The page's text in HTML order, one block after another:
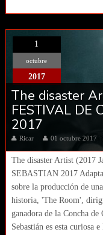
1
octubre
2017
The disaster
FESTIVAL DE
2017
Ricar 01 octubre 2017
The disaster Artist (2017
SEBASTIAN 2017
sobre la producción de
historia, 'The Room',
ganadora de la Concha de
Sebastián es esta curiosa